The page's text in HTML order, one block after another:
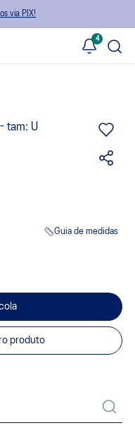
via PIX!
4
tam: U
Guia de medidas
produto